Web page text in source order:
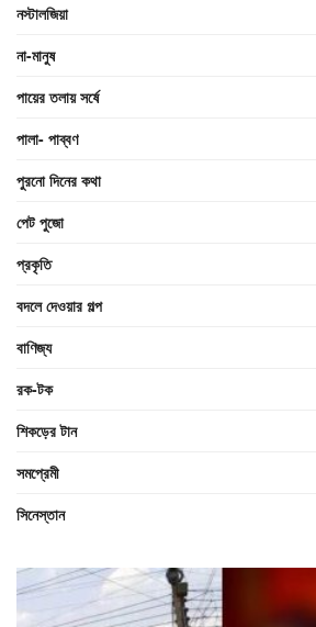
নস্টালজিয়া
না-মানুষ
পায়ের তলায় সর্ষে
পালা- পাব্বণ
পুরনো দিনের কথা
পেট পুজো
প্রকৃতি
বদলে দেওয়ার গল্প
বাণিজ্য
রক-টক
শিকড়ের টান
সমপ্রেমী
সিনেস্তান